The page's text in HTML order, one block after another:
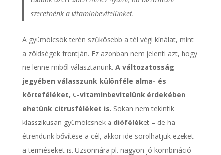
szeretnénk a vitaminbevitelünket.
A gyümölcsök terén szűkösebb a tél végi kínálat, mint
a zöldségek frontján. Ez azonban nem jelenti azt, hogy
ne lenne miből választanunk. A változatosság
jegyében válasszunk különféle alma- és
körteféléket, C-vitaminbevitelünk érdekében
ehetünk citrusféléket is. Sokan nem tekintik
klasszikusan gyümölcsnek a dióféléket – de ha
étrendünk bővítése a cél, akkor ide sorolhatjuk ezeket
a terméseket is. Uzsonnára pl. nagyon jó kombináció